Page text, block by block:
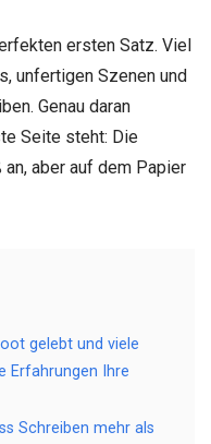
ersten Satz. Viel
unfertigen Szenen und
Genau daran
Seite steht: Die
aber auf dem Papier
gelebt und viele
Erfahrungen Ihre
Schreiben mehr als